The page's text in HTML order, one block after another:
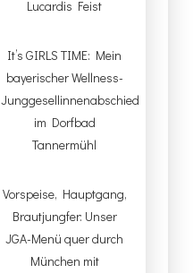
Lucardis Feist
It’s GIRLS TIME: Mein
bayerischer Wellness-
Junggesellinnenabschied
im Dorfbad
Tannermühl
Vorspeise, Hauptgang,
Brautjungfer: Unser
JGA-Menü quer durch
München mit